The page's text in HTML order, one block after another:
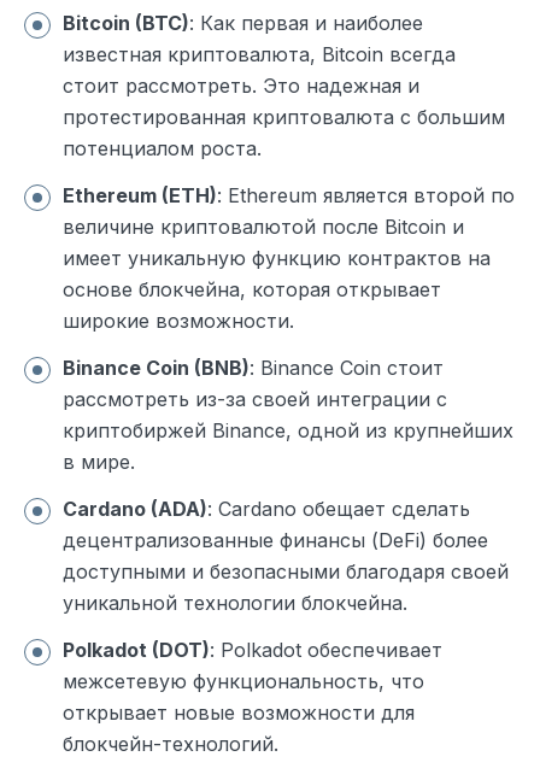
Bitcoin (BTC): Как первая и наиболее
известная криптовалюта, Bitcoin всегда
стоит рассмотреть. Это надежная и
протестированная криптовалюта с большим
потенциалом роста.
Ethereum (ETH): Ethereum является второй по
величине криптовалютой после Bitcoin и
имеет уникальную функцию контрактов на
основе блокчейна, которая открывает
широкие возможности.
Binance Coin (BNB): Binance Coin стоит
рассмотреть из-за своей интеграции с
криптобиржей Binance, одной из крупнейших
в мире.
Cardano (ADA): Cardano обещает сделать
децентрализованные финансы (DeFi) более
доступными и безопасными благодаря своей
уникальной технологии блокчейна.
Polkadot (DOT): Polkadot обеспечивает
межсетевую функциональность, что
открывает новые возможности для
блокчейн-технологий.